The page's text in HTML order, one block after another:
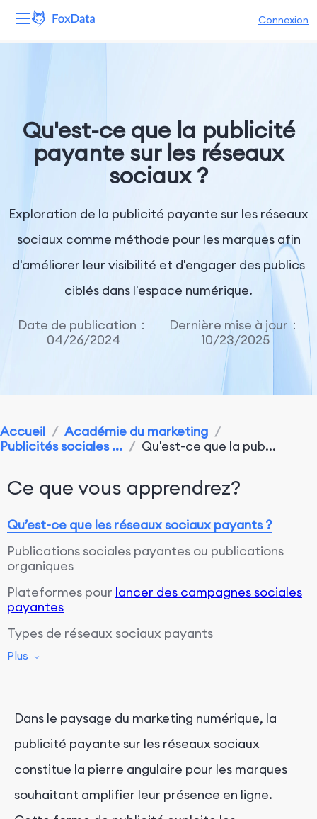
Connexion
Solutions
Ressources
Tarifs
Entreprise
Qu'est-ce que la publicité
payante sur les réseaux
sociaux ?
Exploration de la publicité payante sur les réseaux
sociaux comme méthode pour les marques afin
d'améliorer leur visibilité et d'engager des publics
ciblés dans l'espace numérique.
Date de publication：
04/26/2024
Dernière mise à jour：
10/23/2025
Accueil / Académie du marketing /
Publicités sociales ... / Qu'est-ce que la pub...
Ce que vous apprendrez?
Qu’est-ce que les réseaux sociaux payants ?
Publications sociales payantes ou publications
organiques
Plateformes pour lancer des campagnes sociales
payantes
Types de réseaux sociaux payants
KPI clés des réseaux sociaux payants
Quel est le bon moment pour commencer à utiliser
les médias sociaux payants ?
Plus
Dans le paysage du marketing numérique, la
publicité payante sur les réseaux sociaux
constitue la pierre angulaire pour les marques
souhaitant amplifier leur présence en ligne.